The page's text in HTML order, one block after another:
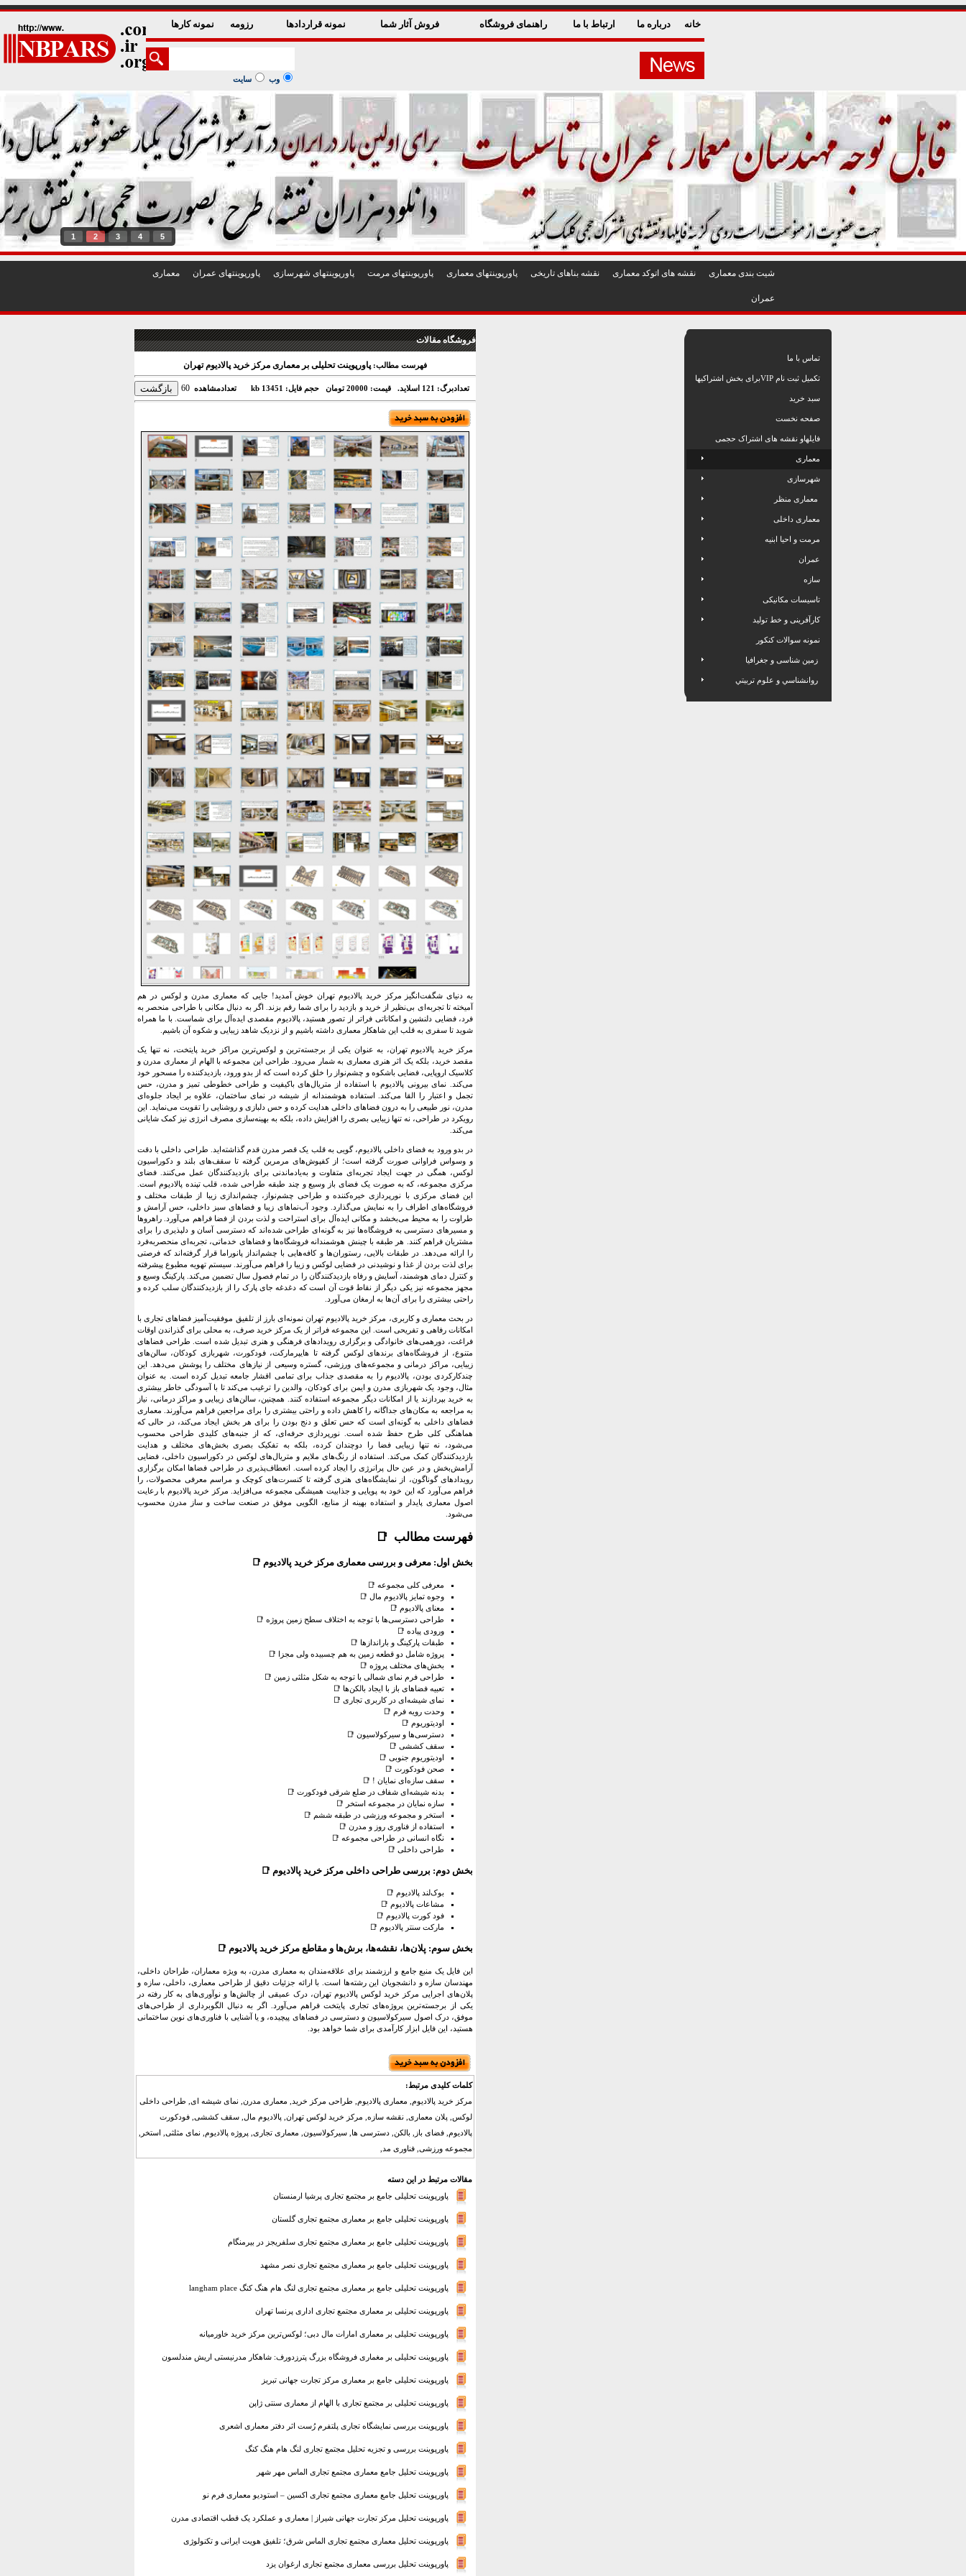
خانه درباره ما ارتباط با ما راهنمای فروشگاه فروش آثار شما نمونه قراردادها رزومه نمونه کارها
وب سایت
1 2 3 4 5
شيت بندی معماری نقشه های اتوکد معماری نقشه بناهای تاريخی پاورپوينتهای معماری پاورپوينتهای مرمت پاورپوينتهای شهرسازی پاورپوينتهای عمران معماری
عمران
فروشگاه مقالات
فهرست مطالب: پاورپوینت تحلیلی بر معماری مرکز خرید پالادیوم تهران
تعدادبرگ: 121 اسلاید. قیمت: 20000 تومان حجم فایل: 13451 kb تعدادمشاهده 60
به دنیای شگفت‌انگیز مرکز خرید پالادیوم تهران خوش آمدید! جایی که معماری مدرن و لوکس در هم
آمیخته تا تجربه‌ای بی‌نظیر از خرید و بازدید را برای شما رقم بزند. اگر به دنبال مکانی با طراحی منحصر به
فرد، فضایی دلنشین و امکاناتی فراتر از تصور هستید، پالادیوم مقصدی ایده‌آل برای شماست. با ما همراه
شوید تا سفری به قلب این شاهکار معماری داشته باشیم و از نزدیک شاهد زیبایی و شکوه آن باشیم.
مرکز خرید پالادیوم تهران، به عنوان یکی از برجسته‌ترین و لوکس‌ترین مراکز خرید پایتخت، نه تنها یک
مقصد خرید، بلکه یک اثر هنری معماری به شمار می‌رود. طراحی این مجموعه با الهام از معماری مدرن و
کلاسیک اروپایی، فضایی باشکوه و چشم‌نواز را خلق کرده است که از بدو ورود، بازدیدکننده را مسحور خود
می‌کند. نمای بیرونی پالادیوم با استفاده از متریال‌های باکیفیت و طراحی خطوطی تمیز و مدرن، حس
تجمل و اعتبار را القا می‌کند. استفاده هوشمندانه از شیشه در نمای ساختمان، علاوه بر ایجاد جلوه‌ای
مدرن، نور طبیعی را به درون فضاهای داخلی هدایت کرده و حس دلبازی و روشنایی را تقویت می‌نماید. این
رویکرد در طراحی، نه تنها زیبایی بصری را افزایش داده، بلکه به بهینه‌سازی مصرف انرژی نیز کمک شایانی
می‌کند.
در بدو ورود به فضای داخلی پالادیوم، گویی به قلب یک قصر مدرن قدم گذاشته‌اید. طراحی داخلی با دقت
و وسواس فراوانی صورت گرفته است؛ از کفپوش‌های مرمرین گرفته تا سقف‌های بلند و دکوراسیون
لوکس، همگی در جهت ایجاد تجربه‌ای متفاوت و به‌یادماندنی برای بازدیدکنندگان عمل می‌کنند. فضای
مرکزی مجموعه، که به صورت یک فضای باز وسیع و چند طبقه طراحی شده، قلب تپنده پالادیوم است.
این فضای مرکزی با نورپردازی خیره‌کننده و طراحی چشم‌نواز، چشم‌اندازی زیبا از طبقات مختلف و
فروشگاه‌های اطراف را به نمایش می‌گذارد. وجود آب‌نماهای زیبا و فضاهای سبز داخلی، حس آرامش و
طراوت را به محیط می‌بخشد و مکانی ایده‌آل برای استراحت و لذت بردن از فضا فراهم می‌آورد. راهروها
و مسیرهای دسترسی به فروشگاه‌ها نیز به گونه‌ای طراحی شده‌اند که دسترسی آسان و دلپذیری را برای
مشتریان فراهم کنند. هر طبقه با چینش هوشمندانه فروشگاه‌ها و فضاهای خدماتی، تجربه‌ای منحصربه‌فرد
را ارائه می‌دهد. در طبقات بالایی، رستوران‌ها و کافه‌هایی با چشم‌انداز پانوراما قرار گرفته‌اند که فرصتی
برای لذت بردن از غذا و نوشیدنی در فضایی لوکس و زیبا را فراهم می‌آورند. سیستم تهویه مطبوع پیشرفته
و کنترل دمای هوشمند، آسایش و رفاه بازدیدکنندگان را در تمام فصول سال تضمین می‌کند. پارکینگ وسیع و
مجهز مجموعه نیز یکی دیگر از نقاط قوت آن است که دغدغه جای پارک را از بازدیدکنندگان سلب کرده و
راحتی بیشتری را برای آن‌ها به ارمغان می‌آورد.
در بحث معماری و کاربری، مرکز خرید پالادیوم تهران نمونه‌ای بارز از تلفیق موفقیت‌آمیز فضاهای تجاری با
امکانات رفاهی و تفریحی است. این مجموعه فراتر از یک مرکز خرید صرف، به محلی برای گذراندن اوقات
فراغت، دورهمی‌های خانوادگی و برگزاری رویدادهای فرهنگی و هنری تبدیل شده است. طراحی فضاهای
متنوع، از فروشگاه‌های برندهای لوکس گرفته تا هایپرمارکت، فودکورت، شهربازی کودکان، سالن‌های
زیبایی، مراکز درمانی و مجموعه‌های ورزشی، گستره وسیعی از نیازهای مختلف را پوشش می‌دهد. این
چندکارکردی بودن، پالادیوم را به مقصدی جذاب برای تمامی اقشار جامعه تبدیل کرده است. به عنوان
مثال، وجود یک شهربازی مدرن و ایمن برای کودکان، والدین را ترغیب می‌کند تا با آسودگی خاطر بیشتری
به خرید بپردازند یا از امکانات دیگر مجموعه استفاده کنند. همچنین، سالن‌های زیبایی و مراکز درمانی، نیاز
به مراجعه به مکان‌های جداگانه را کاهش داده و راحتی بیشتری را برای مراجعین فراهم می‌آورند. معماری
فضاهای داخلی به گونه‌ای است که حس تعلق و دنج بودن را برای هر بخش ایجاد می‌کند، در حالی که
هماهنگی کلی طرح حفظ شده است. نورپردازی حرفه‌ای، که از جنبه‌های کلیدی طراحی محسوب
می‌شود، نه تنها زیبایی فضا را دوچندان کرده، بلکه به تفکیک بصری بخش‌های مختلف و هدایت
بازدیدکنندگان کمک می‌کند. استفاده از رنگ‌های ملایم و متریال‌های لوکس در دکوراسیون داخلی، فضایی
آرامش‌بخش و در عین حال پرانرژی را ایجاد کرده است. انعطاف‌پذیری در طراحی فضاها امکان برگزاری
رویدادهای گوناگون، از نمایشگاه‌های هنری گرفته تا کنسرت‌های کوچک و مراسم معرفی محصولات، را
فراهم می‌آورد که این خود به پویایی و جذابیت همیشگی مجموعه می‌افزاید. مرکز خرید پالادیوم با رعایت
اصول معماری پایدار و استفاده بهینه از منابع، الگویی موفق در صنعت ساخت و ساز مدرن محسوب
می‌شود.
فهرست مطالب 📑
بخش اول: معرفی و بررسی معماری مرکز خرید پالادیوم 📑
معرفی کلی مجموعه 📑
وجوه تمایز پالادیوم مال 📑
معنای پالادیوم 📑
طراحی دسترسی‌ها با توجه به اختلاف سطح زمین پروژه 📑
ورودی پیاده 📑
طبقات پارکینگ و باراندازها 📑
پروژه شامل دو قطعه زمین به هم چسبیده ولی مجزا 📑
بخش‌های مختلف پروژه 📑
طراحی فرم نمای شمالی با توجه به شکل مثلثی زمین 📑
تعبیه فضاهای باز با ایجاد بالکن‌ها 📑
نمای شیشه‌ای در کاربری تجاری 📑
وحدت رویه فرم 📑
اودیتوریوم 📑
دسترسی‌ها و سیرکولاسیون 📑
سقف کششی 📑
اودیتوریوم جنوبی 📑
صحن فودکورت 📑
سقف سازه‌ای نمایان ! 📑
بدنه شیشه‌ای شفاف در ضلع شرقی فودکورت 📑
سازه نمایان در مجموعه استخر 📑
استخر و مجموعه ورزشی در طبقه ششم 📑
استفاده از فناوری روز و مدرن 📑
نگاه انسانی در طراحی مجموعه 📑
طراحی داخلی 📑
بخش دوم: بررسی طراحی داخلی مرکز خرید پالادیوم 📑
بوک‌لند پالادیوم 📑
مشاعات پالادیوم 📑
فود کورت پالادیوم 📑
مارکت سنتر پالادیوم 📑
بخش سوم: پلان‌ها، نقشه‌ها، برش‌ها و مقاطع مرکز خرید پالادیوم 📑
این فایل یک منبع جامع و ارزشمند برای علاقه‌مندان به معماری مدرن، به ویژه معماران، طراحان داخلی،
مهندسان سازه و دانشجویان این رشته‌ها است. با ارائه جزئیات دقیق از طراحی معماری، داخلی، سازه و
پلان‌های اجرایی مرکز خرید لوکس پالادیوم تهران، درک عمیقی از چالش‌ها و نوآوری‌های به کار رفته در
یکی از برجسته‌ترین پروژه‌های تجاری پایتخت فراهم می‌آورد. اگر به دنبال الگوبرداری از طراحی‌های
موفق، درک اصول سیرکولاسیون و دسترسی در فضاهای پیچیده، و یا آشنایی با فناوری‌های نوین ساختمانی
هستید، این فایل ابزار کارآمدی برای شما خواهد بود.
کلمات کلیدی مرتبط:
مرکز خرید پالادیوم, معماری پالادیوم, طراحی مرکز خرید, معماری مدرن, نمای شیشه ای, طراحی داخلی
لوکس, پلان معماری, نقشه سازه, مرکز خرید لوکس تهران, پالادیوم مال, سقف کششی, فودکورت
پالادیوم, فضای باز, بالکن, دسترسی ها, سیرکولاسیون, معماری تجاری, پروژه پالادیوم, نمای مثلثی, استخر,
مجموعه ورزشی, فناوری مد,
مقالات مرتبط در این دسته
پاورپوینت تحلیلی جامع بر مجتمع تجاری پرشیا ارمنستان
پاورپوینت تحلیلی جامع بر معماری مجتمع تجاری گلستان
پاورپوینت تحلیلی جامع بر معماری مجتمع تجاری سلفریجز در بیرمنگام
پاورپوینت تحلیلی جامع بر معماری مجتمع تجاری نصر مشهد
پاورپوینت تحلیلی جامع بر معماری مجتمع تجاری لنگ هام هنگ کنگ langham place
پاورپوینت تحلیلی بر معماری مجتمع تجاری اداری پرنسا تهران
پاورپوینت تحلیلی بر معماری امارات مال دبی؛ لوکس‌ترین مرکز خرید خاورمیانه
پاورپوینت تحلیلی بر مغماری فروشگاه بزرگ پترزدورف: شاهکار مدرنیستی اریش مندلسون
پاورپوینت تحلیلی جامع بر معماری مرکز تجارت جهانی تبریز
پاورپوینت تحلیلی بر مجتمع تجاری با الهام از معماری سنتی ژاپن
پاورپوینت بررسی نمایشگاه تجاری پلتفرم رُست اثر دفتر معماری اشعری
پاورپوینت بررسی و تجزیه تحلیل مجتمع تجاری لنگ هام هنگ کنگ
پاورپوینت تحلیل جامع معماری مجتمع تجاری الماس مهر شهر
پاورپوینت تحلیل جامع معماری مجتمع تجاری اکسین – استودیو معماری فرم نو
پاورپوینت تحلیل مرکز تجارت جهانی شیراز | معماری و عملکرد یک قطب اقتصادی مدرن
پاورپوینت تحلیل معماری مجتمع تجاری الماس شرق؛ تلفیق هویت ایرانی و تکنولوژی
پاورپوینت تحلیل بررسی معماری مجتمع تجاری ارغوان یزد
تماس با ما
تکمیل ثبت نام VIPبرای بخش اشتراکیها
سبد خرید
صفحه نخست
فایلهاو نقشه های اشتراک حجمی
معماری
شهرسازی
معماری منظر
معماری داخلی
مرمت و احیا ابنیه
عمران
سازه
تاسیسات مکانیکی
کارآفرینی و خط تولید
نمونه سوالات کنکور
زمین شناسی و جغرافیا
روانشناسي و علوم تربيتي